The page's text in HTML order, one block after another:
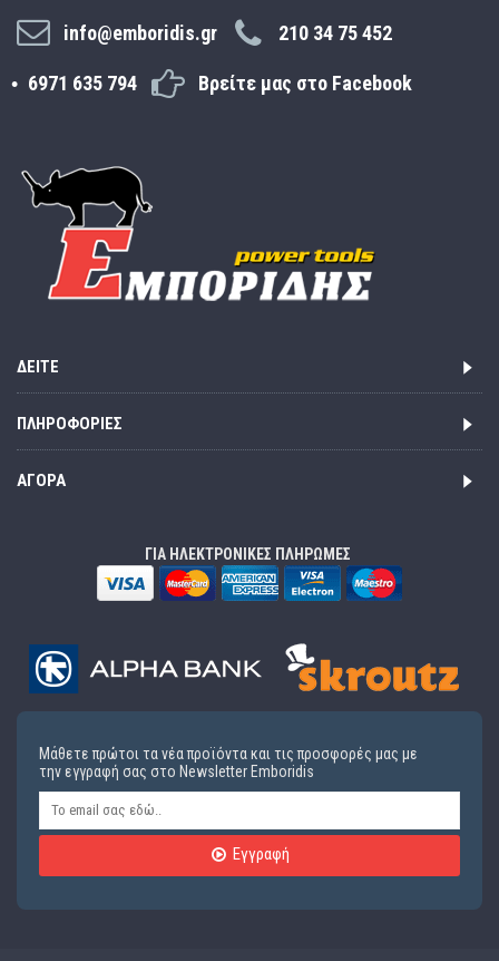
info@emboridis.gr
210 34 75 452
6971 635 794 Βρείτε μας στο Facebook
ΔΕΊΤΕ
ΠΛΗΡΟΦΟΡΊΕΣ
ΑΓΟΡΆ
ΓΙΑ ΗΛΕΚΤΡΟΝΙΚΕΣ ΠΛΗΡΩΜΕΣ
Μάθετε πρώτοι τα νέα προϊόντα και τις προσφορές μας με
την εγγραφή σας στο Newsletter Emboridis
Εγγραφή